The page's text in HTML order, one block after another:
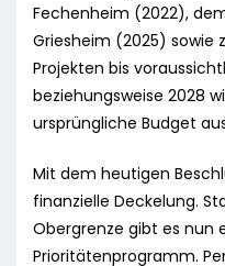
Fechenheim (2022),
Griesheim (2025) sowie
Projekten bis
beziehungsweise 2028
ursprüngliche Budget
Mit dem heutigen
finanzielle Deckelung.
Obergrenze gibt es nun
Prioritätenprogramm.